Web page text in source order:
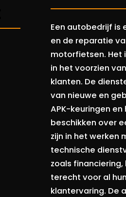
Een autobedrijf is
en de reparatie
motorfietsen. Het
in het voorzien
klanten. De
van nieuwe en
APK-keuringen
beschikken over
zijn in het werken
technische
zoals
terecht voor al
klantervaring. De